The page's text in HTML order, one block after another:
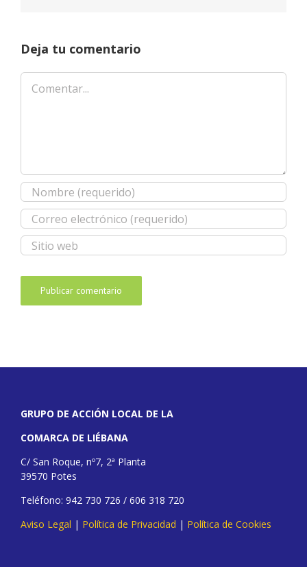
Deja tu comentario
Comentar
GRUPO DE ACCIÓN LOCAL DE LA
COMARCA DE LIÉBANA
C/ San Roque, nº7, 2ª Planta
39570 Potes
Teléfono: 942 730 726 / 606 318 720
Aviso Legal | Política de Privacidad | Política de Cookies